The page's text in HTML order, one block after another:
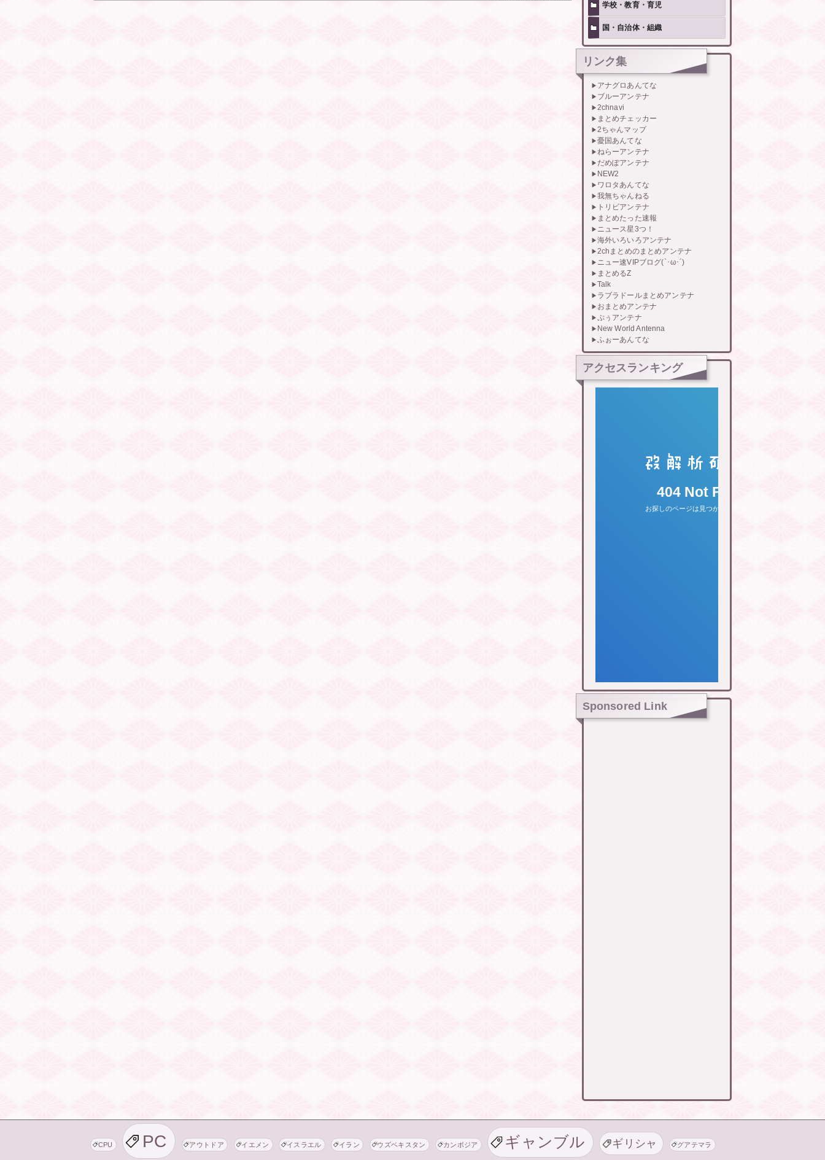
学校・教育・育児
国・自治体・組織
リンク集
アナグロあんてな
ブルーアンテナ
2chnavi
まとめチェッカー
2ちゃんマップ
憂国あんてな
ねらーアンテナ
だめぽアンテナ
NEW2
ワロタあんてな
我無ちゃんねる
トリビアンテナ
まとめたった速報
ニュース星3つ！
海外いろいろアンテナ
2chまとめのまとめアンテナ
ニュー速VIPブログ(`･ω･´)
まとめるZ
Talk
ラブラドールまとめアンテナ
おまとめアンテナ
ぷぅアンテナ
New World Antenna
ふぉーあんてな
アクセスランキング
Sponsored Link
CPU PC アウトドア イエメン イスラエル イラン ウズベキスタン カンボジア ギャンブル ギリシャ グアテマラ